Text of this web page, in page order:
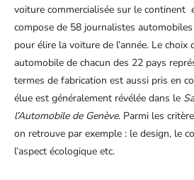
voiture commercialisée sur le continent
compose de 58 journalistes
pour élire la voiture de l’année. Le choix
automobile de chacun des 22 pays
termes de fabrication est aussi pris en
élue est généralement révélée dans le
l’Automobile de Genève. Parmi les
on retrouve par exemple : le design, le
l’aspect écologique etc.